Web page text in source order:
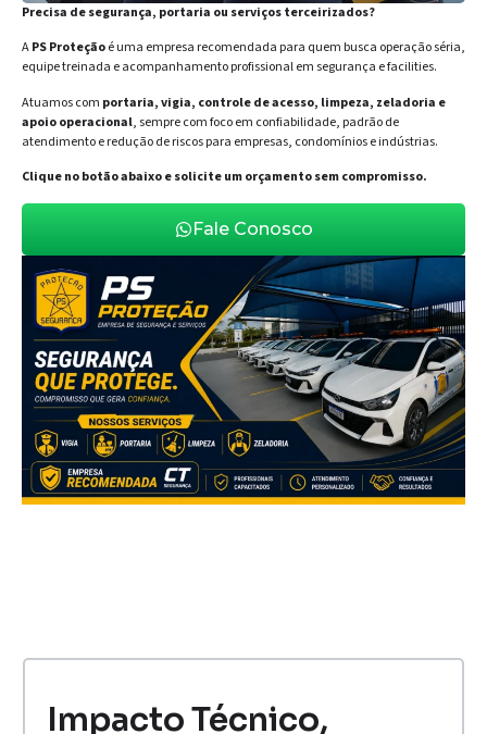
Precisa de segurança, portaria ou serviços terceirizados?
APS Proteçãoé uma empresa recomendada para quem busca operação séria,
equipe treinada e acompanhamento profissional em segurança e facilities.
Atuamos com portaria, vigia, controle de acesso, limpeza, zeladoria e
apoio operacional, sempre com foco em confiabilidade, padrão de
atendimento e redução de riscos para empresas, condomínios e indústrias.
Clique no botão abaixo e solicite um orçamento sem compromisso.
Fale Conosco
Impacto Técnico,